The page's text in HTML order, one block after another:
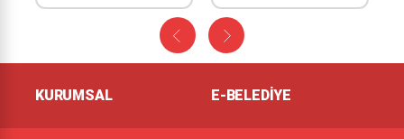
KURUMSAL E-BELEDIYE